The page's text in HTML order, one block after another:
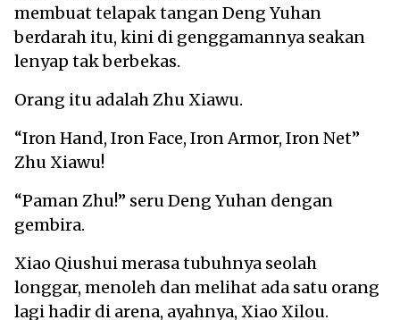
membuat telapak tangan Deng Yuhan
berdarah itu, kini di genggamannya seakan
lenyap tak berbekas.
Orang itu adalah Zhu Xiawu.
“Iron Hand, Iron Face, Iron Armor, Iron Net”
Zhu Xiawu!
“Paman Zhu!” seru Deng Yuhan dengan
gembira.
Xiao Qiushui merasa tubuhnya seolah
longgar, menoleh dan melihat ada satu orang
lagi hadir di arena, ayahnya, Xiao Xilou.